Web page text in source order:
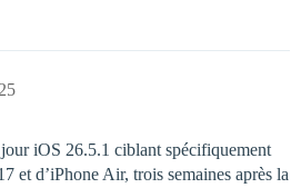
iOS 26.5.1 ciblant spécifiquement
et d’iPhone Air, trois semaines après la